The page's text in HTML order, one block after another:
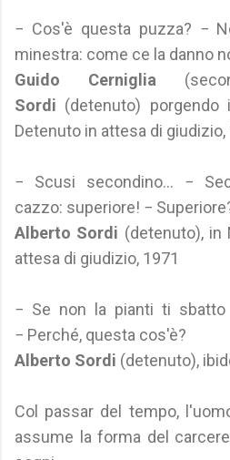
− Cos'è questa puzza? −
minestra: come ce la danno
Guido Cerniglia
Sordi (detenuto) porgendo
Detenuto in attesa di giudizio,
− Scusi secondino... −
cazzo: superiore! −
Alberto Sordi (detenuto), in
attesa di giudizio, 1971
− Se non la pianti ti
− Perché, questa cos'è?
Alberto Sordi (detenuto),
Col passar del tempo,
assume la forma del